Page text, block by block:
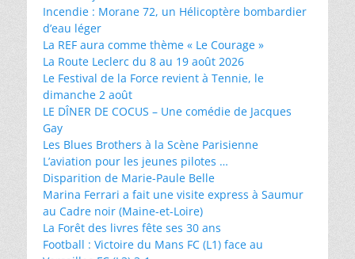
Incendie : Morane 72, un Hélicoptère bombardier
d’eau léger
La REF aura comme thème « Le Courage »
La Route Leclerc du 8 au 19 août 2026
Le Festival de la Force revient à Tennie, le
dimanche 2 août
LE DÎNER DE COCUS – Une comédie de Jacques
Gay
Les Blues Brothers à la Scène Parisienne
L’aviation pour les jeunes pilotes …
Disparition de Marie-Paule Belle
Marina Ferrari a fait une visite express à Saumur
au Cadre noir (Maine-et-Loire)
La Forêt des livres fête ses 30 ans
Football : Victoire du Mans FC (L1) face au